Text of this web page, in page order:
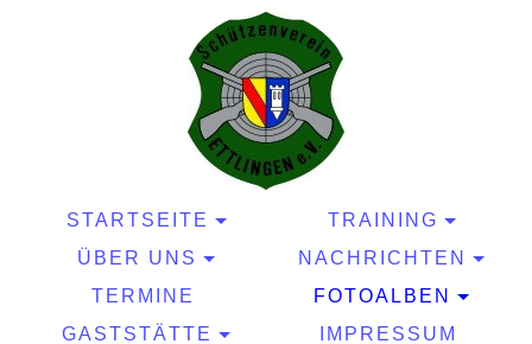
STARTSEITE
TRAINING
ÜBER UNS
NACHRICHTEN
TERMINE
FOTOALBEN
GASTSTÄTTE
IMPRESSUM